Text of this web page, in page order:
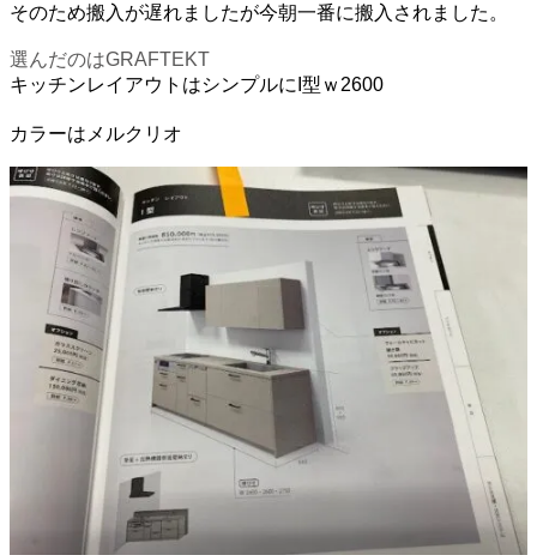
そのため搬入が遅れましたが今朝一番に搬入されました。
選んだのはGRAFTEKT
キッチンレイアウトはシンプルにI型ｗ2600
カラーはメルクリオ